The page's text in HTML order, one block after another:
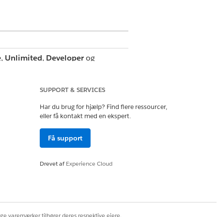
, Unlimited, Developerog
påaftaler -
de gældende vilkår i
deaktiveret, bevarer Salesforce
bevarer Salesforce felthistorikdata,
SUPPORT & SERVICES
Har du brug for hjælp? Find flere ressourcer,
eller få kontakt med en ekspert.
Få support
Drevet afExperience Cloud
varemærker tilhører deres respektive ejere.